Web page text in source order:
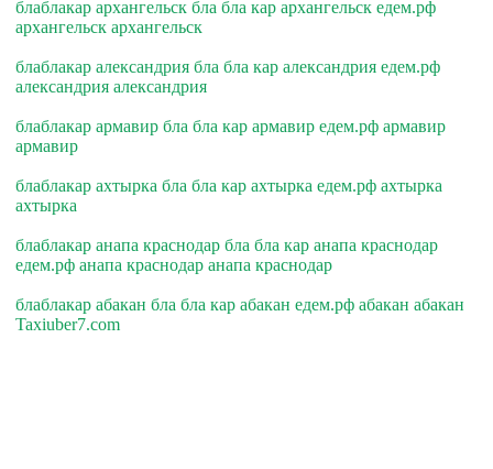
блаблакар архангельск бла бла кар архангельск едем.рф
архангельск архангельск
блаблакар александрия бла бла кар александрия едем.рф
александрия александрия
блаблакар армавир бла бла кар армавир едем.рф армавир
армавир
блаблакар ахтырка бла бла кар ахтырка едем.рф ахтырка
ахтырка
блаблакар анапа краснодар бла бла кар анапа краснодар
едем.рф анапа краснодар анапа краснодар
блаблакар абакан бла бла кар абакан едем.рф абакан абакан
Taxiuber7.com